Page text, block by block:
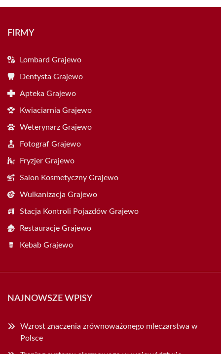
FIRMY
Lombard Grajewo
Dentysta Grajewo
Apteka Grajewo
Kwiaciarnia Grajewo
Weterynarz Grajewo
Fotograf Grajewo
Fryzjer Grajewo
Salon Kosmetyczny Grajewo
Wulkanizacja Grajewo
Stacja Kontroli Pojazdów Grajewo
Restauracje Grajewo
Kebab Grajewo
NAJNOWSZE WPISY
Wzrost znaczenia zrównoważonego mleczarstwa w
Polsce